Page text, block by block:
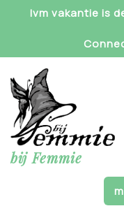
Ivm vakantie is
bij Femmie